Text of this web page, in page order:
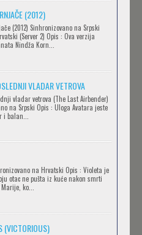
OPASNOST
»
(GALILEO: EPPUR SI MUOVE)
(2012)
(2012) Sinhronizovano na Srpski
(Server 2) Opis : Ova verzija
Nindža Korn...
VLADAR VETROVA
vladar vetrova (The Last Airbender)
na Srpski Opis : Uloga Avatara jeste
balan...
na Hrvatski Opis : Violeta je
otac ne pušta iz kuće nakon smrti
ko...
(VICTORIOUS)